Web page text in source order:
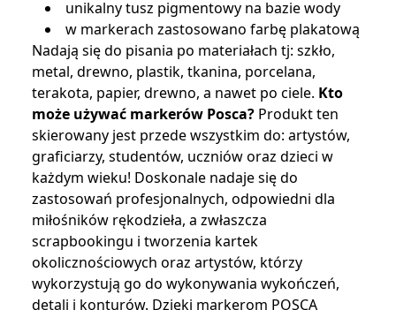
unikalny tusz pigmentowy na bazie wody
w markerach zastosowano farbę plakatową
Nadają się do pisania po materiałach tj: szkło,
metal, drewno, plastik, tkanina, porcelana,
terakota, papier, drewno, a nawet po ciele. Kto
może używać markerów Posca? Produkt ten
skierowany jest przede wszystkim do: artystów,
graficiarzy, studentów, uczniów oraz dzieci w
każdym wieku! Doskonale nadaje się do
zastosowań profesjonalnych, odpowiedni dla
miłośników rękodzieła, a zwłaszcza
scrapbookingu i tworzenia kartek
okolicznościowych oraz artystów, którzy
wykorzystują go do wykonywania wykończeń,
detali i konturów. Dzięki markerom POSCA